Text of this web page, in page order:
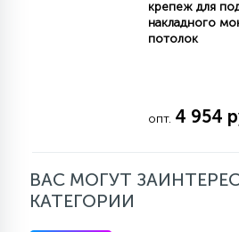
крепеж для
накладного
потолок
опт. 4 954
ВАС МОГУТ
КАТЕГОРИИ